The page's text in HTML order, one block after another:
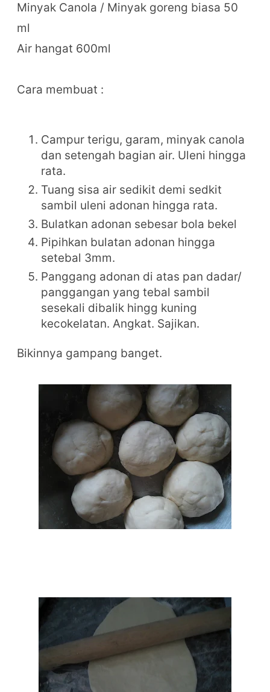
Minyak Canola / Minyak goreng biasa 50
ml
Air hangat 600ml
Cara membuat :
Campur terigu, garam, minyak canola
dan setengah bagian air. Uleni hingga
rata.
Tuang sisa air sedikit demi sedkit
sambil uleni adonan hingga rata.
Bulatkan adonan sebesar bola bekel
Pipihkan bulatan adonan hingga
setebal 3mm.
Panggang adonan di atas pan dadar/
panggangan yang tebal sambil
sesekali dibalik hingg kuning
kecokelatan. Angkat. Sajikan.
Bikinnya gampang banget.